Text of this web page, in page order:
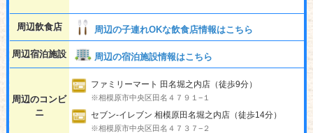
周辺飲食店 周辺の子連れOKな飲食店情報はこちら
周辺宿泊施設 周辺の宿泊施設情報はこちら
周辺のコンビ
ニ
ファミリーマート 田名堀之内店（徒歩9分）
※相模原市中央区田名４７９１−１
セブン-イレブン 相模原田名堀之内店（徒歩14分）
※相模原市中央区田名４７３７−２